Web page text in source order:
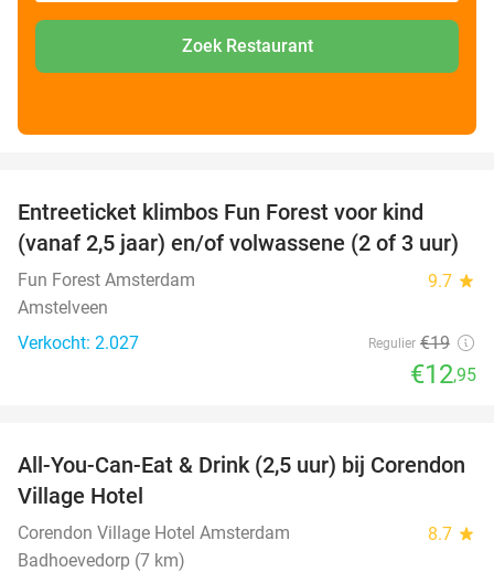
Zoek Restaurant
Entreeticket klimbos Fun Forest voor kind
(vanaf 2,5 jaar) en/of volwassene (2 of 3 uur)
Fun Forest Amsterdam 9.7 star
Amstelveen
Verkocht: 2.027
Regulier €19
€12,95
37%
All-You-Can-Eat & Drink (2,5 uur) bij Corendon
Village Hotel
Corendon Village Hotel Amsterdam 8.7 star
Badhoevedorp (7 km)